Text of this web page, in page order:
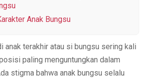
Anak Bungsu
anak terakhir atau si bungsu sering kali
paling menguntungkan dalam
stigma bahwa anak bungsu selalu